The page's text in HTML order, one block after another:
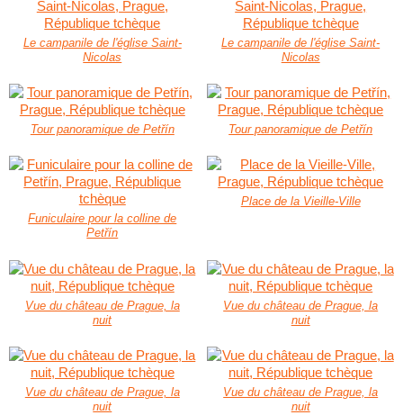
Le campanile de l'église Saint-
Nicolas
Le campanile de l'église Saint-
Nicolas
Tour panoramique de Petřín Tour panoramique de Petřín
Funiculaire pour la colline de
Petřín
Place de la Vieille-Ville
Vue du château de Prague, la
nuit
Vue du château de Prague, la
nuit
Vue du château de Prague, la
nuit
Vue du château de Prague, la
nuit